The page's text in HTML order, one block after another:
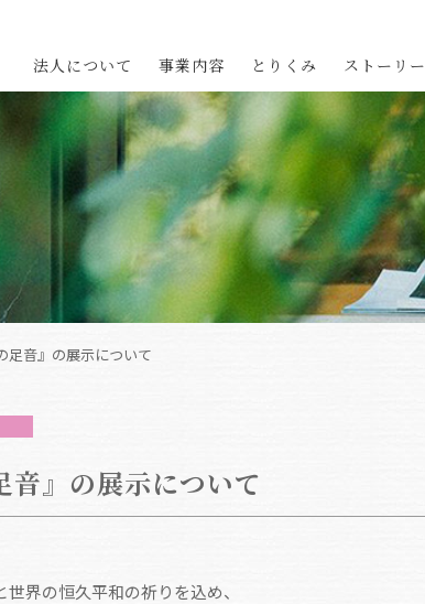
法人について 事業内容 とりくみ ストーリー
足音』の展示について
音』の展示について
界の恒久平和の祈りを込め、